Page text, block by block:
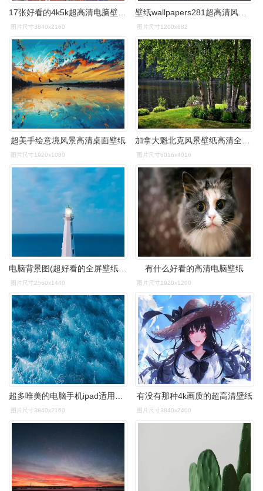
17张好看的4k5k超高清电脑壁纸快给你的电脑换新的壁纸吧
图片尺寸3840x2160
壁纸wallpapers281超高清风景壁纸素材,允许商用 - 小k图像工作室
图片尺寸1200x682
超美手绘意境风景高清桌面壁纸
图片尺寸1920x1080 图片尺寸6016x4016
图片尺寸2560x1440
有什么好看的高清电脑壁纸
图片尺寸1920x1200
超多唯美的电脑手机ipad适用的高清无水印壁纸图.
图片尺寸3840x2160
有没有那种4k画质的超高清壁纸
图片尺寸3840x2400